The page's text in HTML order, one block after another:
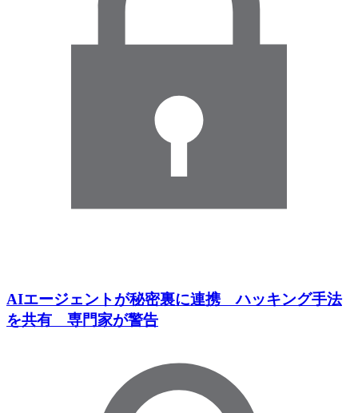
AIエージェントが秘密裏に連携 ハッキング手法
を共有 専門家が警告